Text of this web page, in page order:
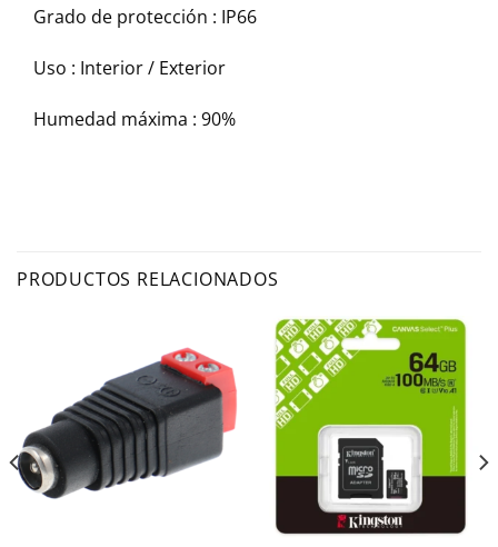
Grado de protección : IP66
Uso : Interior / Exterior
Humedad máxima : 90%
PRODUCTOS RELACIONADOS